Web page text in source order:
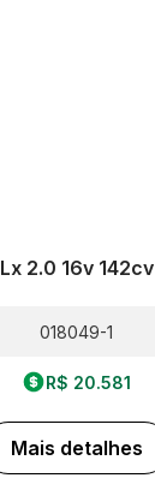
Lx 2.0 16v 142cv
018049-1
R$ 20.581
Mais detalhes